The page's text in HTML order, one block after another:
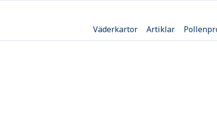
Väderkartor Artiklar